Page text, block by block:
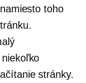
toho
stránky.